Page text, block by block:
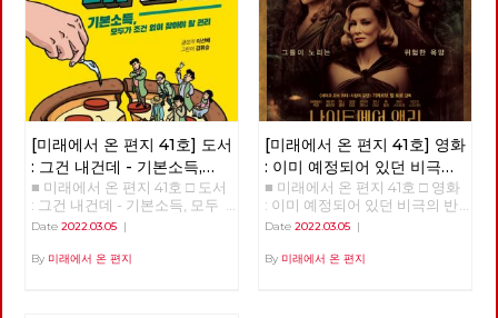
[미래에서 온 편지 41호] 도서
: 그건 내건데 - 기본소득,
모두가 차별없이 찾아야 할
권리
■ 미래에서 온 편지 41호 □ 도서
: 그건 내건데 - 기본소득, 모두
가 차별없이 찾아야 할 권리
Date 2022.03.05 |
By 미래에서 온 편지
[미래에서 온 편지 41호] 영화
: 이미 예정되어 있던 비극의
반복 – 나이트메어 앨리
■ 미래에서 온 편지 41호 □ 영화
: 이미 예정되어 있던 비극의 반
복 – 나이트메어 앨리 >>>>>>
Date 2022.03.05|
By 미래에서 온 편지